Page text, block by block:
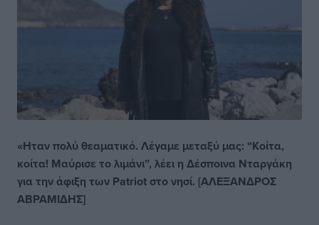
«Ηταν πολύ θεαματικό. Λέγαμε μεταξύ μας: “Κοίτα,
κοίτα! Μαύρισε το λιμάνι”, λέει η Δέσποινα Νταργάκη
για την άφιξη των Patriot στο νησί. [ΑΛΕΞΑΝΔΡΟΣ
ΑΒΡΑΜΙΔΗΣ]